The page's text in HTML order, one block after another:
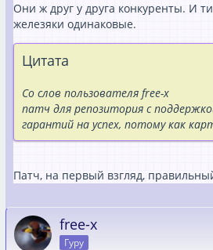
Они ж друг у друга конкуренты. И
железяки одинаковые.
Цитата
Со слов пользователя free-x
патч для репозитория с
гарантий на успех, потому как
Патч, на первый взгляд,
free-x
Гуру